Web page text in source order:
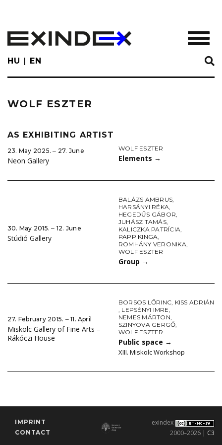
main
content
HU EN
WOLF ESZTER
AS EXHIBITING ARTIST
23. May 2025. ‒ 27. June
Neon Gallery
WOLF ESZTER
Elements →
30. May 2015. ‒ 12. June
Stúdió Gallery
BALÁZS AMBRUS,
HARSÁNYI RÉKA,
HEGEDŰS GÁBOR,
JUHÁSZ TAMÁS,
KALICZKA PATRÍCIA,
PAPP KINGA,
ROMHÁNY VERONIKA,
WOLF ESZTER
Group →
27. February 2015. ‒ 11. April
Miskolc Gallery of Fine Arts –
Rákóczi House
BORSOS LŐRINC, KISS ADRIÁN
, LEPSÉNYI IMRE,
NEMES MÁRTON,
SZINYOVA GERGŐ,
WOLF ESZTER
Public space →
XIII. Miskolc Workshop
IMPRINT
CONTACT
exindex
2000–2026 | C3